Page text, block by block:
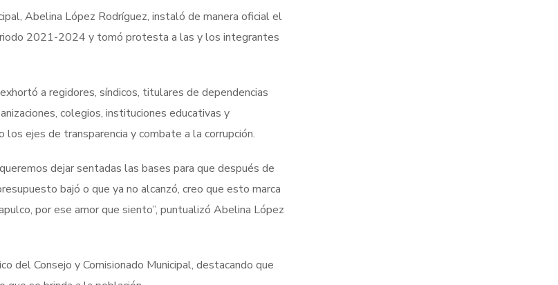
Abelina López Rodríguez, instaló de manera oficial el
2021-2024 y tomó protesta a las y los integrantes
a regidores, síndicos, titulares de dependencias
colegios, instituciones educativas y
ejes de transparencia y combate a la corrupción.
dejar sentadas las bases para que después de
bajó o que ya no alcanzó, creo que esto marca
por ese amor que siento”, puntualizó Abelina López
del Consejo y Comisionado Municipal, destacando que